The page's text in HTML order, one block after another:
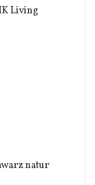
Living
natur